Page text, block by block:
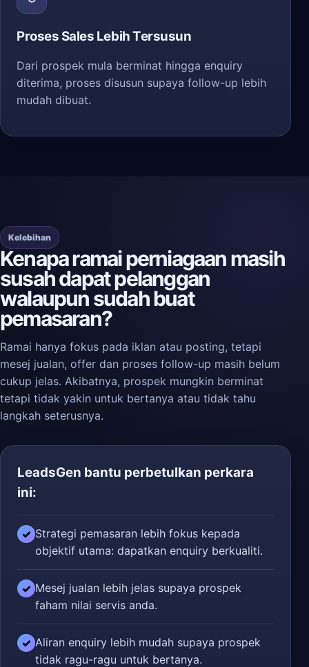
Proses Sales Lebih Tersusun
Dari prospek mula berminat hingga enquiry
diterima, proses disusun supaya follow-up lebih
mudah dibuat.
Kelebihan
Kenapa ramai perniagaan masih
susah dapat pelanggan
walaupun sudah buat
pemasaran?
Ramai hanya fokus pada iklan atau posting, tetapi
mesej jualan, offer dan proses follow-up masih belum
cukup jelas. Akibatnya, prospek mungkin berminat
tetapi tidak yakin untuk bertanya atau tidak tahu
langkah seterusnya.
LeadsGen bantu perbetulkan perkara
ini:
✓ Strategi pemasaran lebih fokus kepada
objektif utama: dapatkan enquiry berkualiti.
✓ Mesej jualan lebih jelas supaya prospek
faham nilai servis anda.
✓ Aliran enquiry lebih mudah supaya prospek
tidak ragu-ragu untuk bertanya.